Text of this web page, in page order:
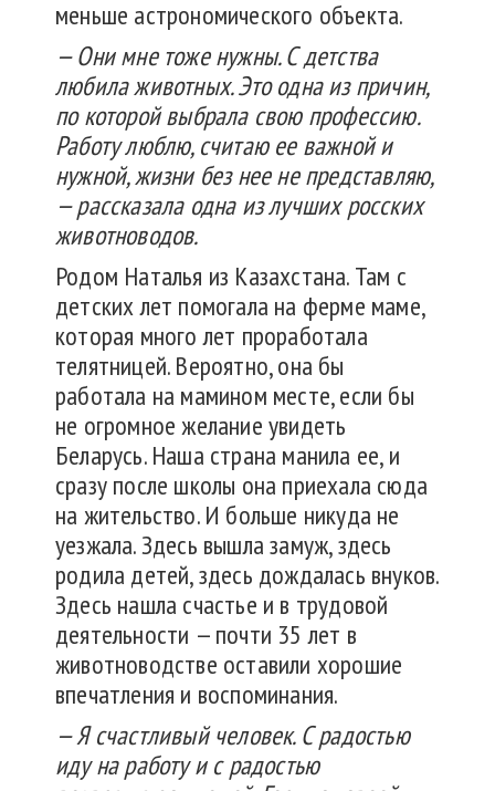
меньше астрономического объекта.
— Они мне тоже нужны. С детства
любила животных. Это одна из причин,
по которой выбрала свою профессию.
Работу люблю, считаю ее важной и
нужной, жизни без нее не представляю,
— рассказала одна из лучших росских
животноводов.
Родом Наталья из Казахстана. Там с
детских лет помогала на ферме маме,
которая много лет проработала
телятницей. Вероятно, она бы
работала на мамином месте, если бы
не огромное желание увидеть
Беларусь. Наша страна манила ее, и
сразу после школы она приехала сюда
на жительство. И больше никуда не
уезжала. Здесь вышла замуж, здесь
родила детей, здесь дождалась внуков.
Здесь нашла счастье и в трудовой
деятельности — почти 35 лет в
животноводстве оставили хорошие
впечатления и воспоминания.
— Я счастливый человек. С радостью
иду на работу и с радостью